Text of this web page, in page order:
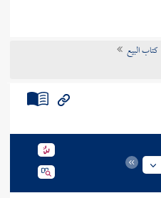
كتاب البيع